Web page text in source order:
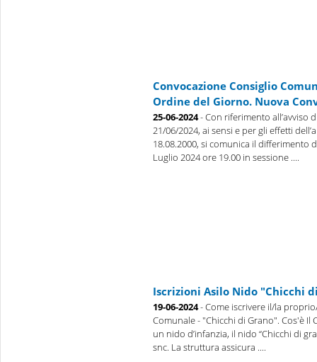
Convocazione Consiglio
Ordine del Giorno. Nuova
25-06-2024- Con riferimento all’avviso
21/06/2024, ai sensi e per gli effetti
18.08.2000, si comunica il differimento
Luglio 2024 ore 19.00 in sessione ....
Iscrizioni Asilo Nido "Chicchi
19-06-2024- Come iscrivere il/la
Comunale - "Chicchi di Grano". Cos'è
un nido d’infanzia, il nido “Chicchi di
snc. La struttura assicura ....